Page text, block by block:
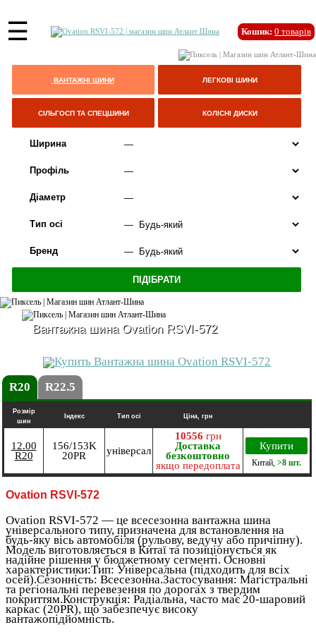
☰ Кошик: 0 товарів
ВАНТАЖНІ ШИНИ ЛЕГКОВІ ШИНИ
СІЛЬГОСП ТА СПЕЦШИНИ КОЛІСНІ ДИСКИ
Ширина
Профіль
Діаметр
Тип осі
Бренд
Вантажна шина Ovation RSVI-572
Ovation RSVI-572
Ovation RSVI-572 — це всесезонна вантажна шина
універсального типу, призначена для встановлення на
будь-яку вісь автомобіля (рульову, ведучу або причіпну).
Модель виготовляється в Китаї та позиціонується як
надійне рішення у бюджетному сегменті. Основні
характеристики:Тип: Універсальна (підходить для всіх
осей).Сезонність: Всесезонна.Застосування: Магістральні
та регіональні перевезення по дорогах з твердим
покриттям.Конструкція: Радіальна, часто має 20-шаровий
каркас (20PR), що забезпечує високу
вантажопідйомність.
R20 R22.5
Розмір
шин
Індекс Тип осі Ціна, грн
12.00
R20
156/153K
20PR
універсал
10556 грн
Доставка
безкоштовно
якщо передоплата
Купити
Китай >8 шт.